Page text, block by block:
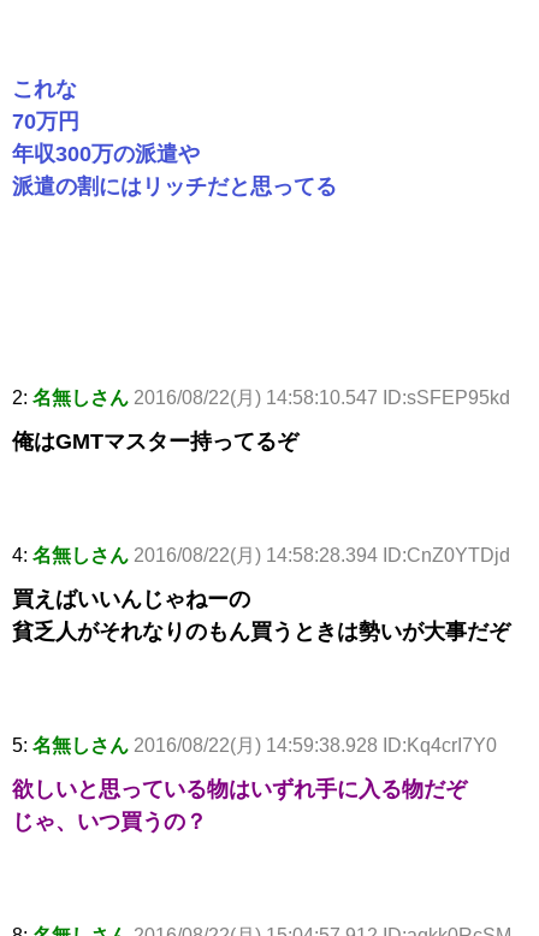
これな
70万円
年収300万の派遣や
派遣の割にはリッチだと思ってる
2: 名無しさん 2016/08/22(月) 14:58:10.547 ID:sSFEP95kd
俺はGMTマスター持ってるぞ
4: 名無しさん 2016/08/22(月) 14:58:28.394 ID:CnZ0YTDjd
買えばいいんじゃねーの
貧乏人がそれなりのもん買うときは勢いが大事だぞ
5: 名無しさん 2016/08/22(月) 14:59:38.928 ID:Kq4crI7Y0
欲しいと思っている物はいずれ手に入る物だぞ
じゃ、いつ買うの？